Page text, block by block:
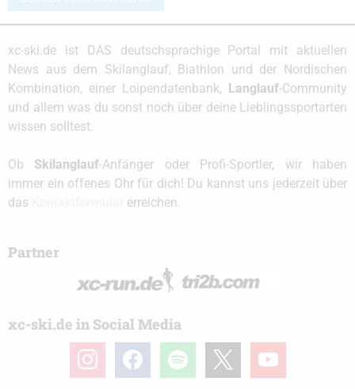
xc-ski.de ist DAS deutschsprachige Portal mit aktuellen
News aus dem Skilanglauf, Biathlon und der Nordischen
Kombination, einer Loipendatenbank,
Langlauf-Community
und allem was du sonst noch über deine Lieblingssportarten
wissen solltest.
Ob Skilanglauf-Anfänger oder Profi-Sportler, wir haben
immer ein offenes Ohr für dich! Du kannst uns jederzeit über
das
erreichen.
Partner
xc-ski.de in Social Media
instagramfacebook spotify youtube